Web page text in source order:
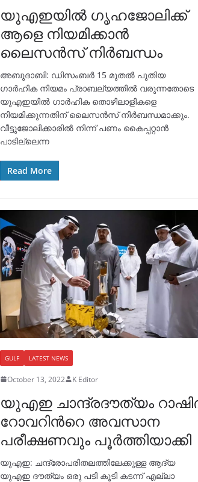
യുഎഇയിൽ ഗൃഹജോലിക്ക്
ആളെ നിയമിക്കാൻ
ലൈസൻസ് നിർബന്ധം
അബുദാബി: ഡിസംബർ 15 മുതൽ പുതിയ
ഗാർഹിക നിയമം പ്രാബല്യത്തിൽ വരുന്നതോടെ
യുഎഇയിൽ ഗാർഹിക തൊഴിലാളികളെ
നിയമിക്കുന്നതിന് ലൈസൻസ് നിർബന്ധമാക്കും.
വീട്ടുജോലിക്കാരിൽ നിന്ന് പണം കൈപ്പറ്റാൻ
പാടില്ലെന്ന
Read More
GULF LATEST NEWS
October 13, 2022 K Editor
യുഎഇ ചാന്ദ്രദൗത്യം
റോവറിന്‍റെ അവസാന
പരീക്ഷണവും പൂർത്തിയാക്കി
യുഎഇ: ചന്ദ്രോപരിതലത്തിലേക്കുള്ള ആദ്യ
യുഎഇ ദൗത്യം ഒരു പടി കൂടി കടന്ന് എല്ലാ